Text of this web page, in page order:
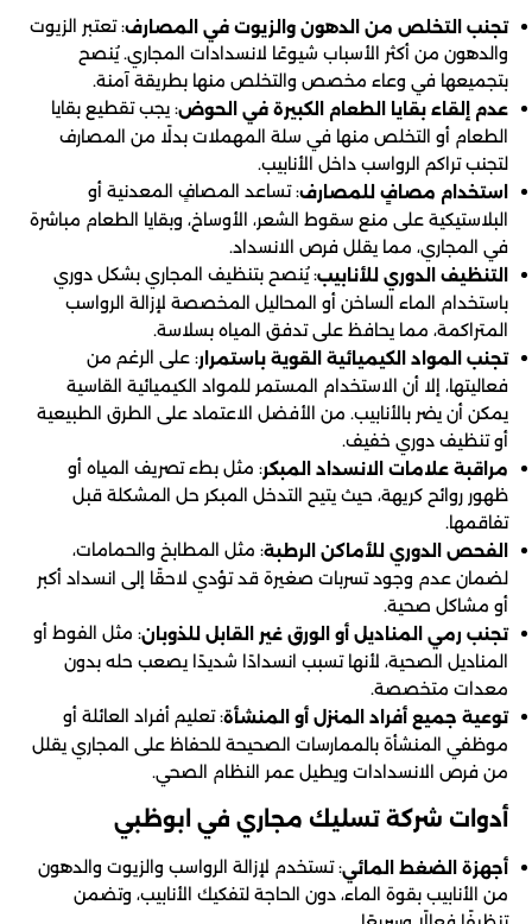
تجنب التخلص من الدهون والزيوت في المصارف: تعتبر الزيوت
والدهون من أكثر الأسباب شيوعًا لانسدادات المجاري. يُنصح
بتجميعها في وعاء مخصص والتخلص منها بطريقة آمنة.
عدم إلقاء بقايا الطعام الكبيرة في الحوض: يجب تقطيع بقايا
الطعام أو التخلص منها في سلة المهملات بدلًا من المصارف
لتجنب تراكم الرواسب داخل الأنابيب.
استخدام مصافٍ للمصارف: تساعد المصافٍ المعدنية أو
البلاستيكية على منع سقوط الشعر، الأوساخ، وبقايا الطعام مباشرة
في المجاري، مما يقلل فرص الانسداد.
التنظيف الدوري للأنابيب: يُنصح بتنظيف المجاري بشكل دوري
باستخدام الماء الساخن أو المحاليل المخصصة لإزالة الرواسب
المتراكمة، مما يحافظ على تدفق المياه بسلاسة.
تجنب المواد الكيميائية القوية باستمرار: على الرغم من
فعاليتها، إلا أن الاستخدام المستمر للمواد الكيميائية القاسية
يمكن أن يضر بالأنابيب. من الأفضل الاعتماد على الطرق الطبيعية
أو تنظيف دوري خفيف.
مراقبة علامات الانسداد المبكر: مثل بطء تصريف المياه أو
ظهور روائح كريهة، حيث يتيح التدخل المبكر حل المشكلة قبل
تفاقمها.
الفحص الدوري للأماكن الرطبة: مثل المطابخ والحمامات،
لضمان عدم وجود تسربات صغيرة قد تؤدي لاحقًا إلى انسداد أكبر
أو مشاكل صحية.
تجنب رمي المناديل أو الورق غير القابل للذوبان: مثل الفوط أو
المناديل الصحية، لأنها تسبب انسدادًا شديدًا يصعب حله بدون
معدات متخصصة.
توعية جميع أفراد المنزل أو المنشأة: تعليم أفراد العائلة أو
موظفي المنشأة بالممارسات الصحيحة للحفاظ على المجاري يقلل
من فرص الانسدادات ويطيل عمر النظام الصحي.
أدوات شركة تسليك مجاري في ابوظبي
أجهزة الضغط المائي: تستخدم لإزالة الرواسب والزيوت والدهون
من الأنابيب بقوة الماء، دون الحاجة لتفكيك الأنابيب، وتضمن